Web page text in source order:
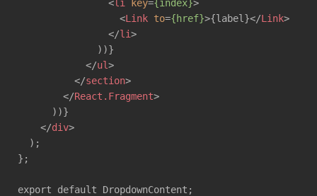
<li key={index}>
<Link to={href}>{label}</Link>
</li>
              ))}
</ul>
</section>
</React.Fragment>
      ))}
</div>
  );
};
export default DropdownContent;